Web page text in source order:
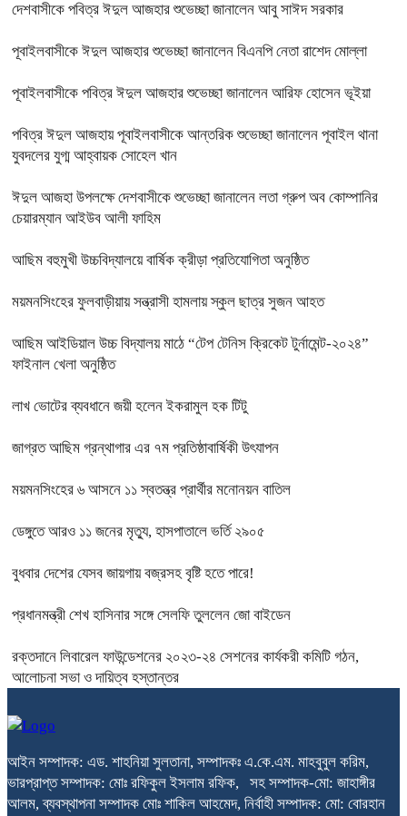
দেশবাসীকে পবিত্র ঈদুল আজহার শুভেচ্ছা জানালেন আবু সাঈদ সরকার
পূবাইলবাসীকে ঈদুল আজহার শুভেচ্ছা জানালেন বিএনপি নেতা রাশেদ মোল্লা
পূবাইলবাসীকে পবিত্র ঈদুল আজহার শুভেচ্ছা জানালেন আরিফ হোসেন ভূইয়া
পবিত্র ঈদুল আজহায় পূবাইলবাসীকে আন্তরিক শুভেচ্ছা জানালেন পূবাইল থানা
যুবদলের যুগ্ম আহ্বায়ক সোহেল খান
ঈদুল আজহা উপলক্ষে দেশবাসীকে শুভেচ্ছা জানালেন লতা গ্রুপ অব কোম্পানির
চেয়ারম্যান আইউব আলী ফাহিম
আছিম বহুমুখী উচ্চবিদ্যালয়ে বার্ষিক ক্রীড়া প্রতিযোগিতা অনুষ্ঠিত
ময়মনসিংহের ফুলবাড়ীয়ায় সন্ত্রাসী হামলায় স্কুল ছাত্র সুজন আহত
আছিম আইডিয়াল উচ্চ বিদ্যালয় মাঠে “টেপ টেনিস ক্রিকেট টুর্নামেন্ট-২০২৪”
ফাইনাল খেলা অনুষ্ঠিত
লাখ ভোটের ব্যবধানে জয়ী হলেন ইকরামুল হক টিটু
জাগ্রত আছিম গ্রন্থাগার এর ৭ম প্রতিষ্ঠাবার্ষিকী উৎযাপন
ময়মনসিংহের ৬ আসনে ১১ স্বতন্ত্র প্রার্থীর মনোনয়ন বাতিল
ডেঙ্গুতে আরও ১১ জনের মৃত্যু, হাসপাতালে ভর্তি ২৯০৫
বুধবার দেশের যেসব জায়গায় বজ্রসহ বৃষ্টি হতে পারে!
প্রধানমন্ত্রী শেখ হাসিনার সঙ্গে সেলফি তুললেন জো বাইডেন
রক্তদানে লিবারেল ফাউন্ডেশনের ২০২৩-২৪ সেশনের কার্যকরী কমিটি গঠন,
আলোচনা সভা ও দায়িত্ব হস্তান্তর
আইন সম্পাদক: এড. শাহনিয়া সুলতানা, সম্পাদকঃ এ.কে.এম. মাহবুবুল করিম,
ভারপ্রাপ্ত সম্পাদক: মোঃ রফিকুল ইসলাম রফিক, সহ সম্পাদক-মো: জাহাঙ্গীর
আলম, ব্যবস্থাপনা সম্পাদক মোঃ শাকিল আহমেদ, নির্বাহী সম্পাদক: মো: বোরহান